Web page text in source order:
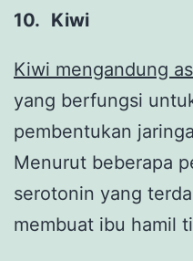
10. Kiwi
Kiwi mengandung
yang berfungsi
pembentukan
Menurut beberapa
serotonin yang
membuat ibu hamil